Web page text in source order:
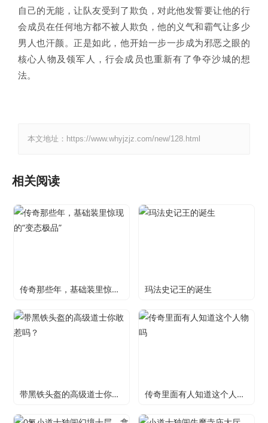
自己的无能，让队友受到了欺负，对此他发誓要让他的行
会成员在任何地方都不被人欺负，他的义气和霸气让多少
男人也汗颜。正是如此，他开始一步一步成为邪恶之眼的
核心人物及领军人，行会成员也重新有了争夺沙城的想
法。
本文地址：https://www.whyjzjz.com/new/128.html
相关阅读
传奇那些年，基础装里惊现的“变态极品” 玛法史记王的诞生
带黑铁头盔的高级道士你敢惹吗？ 传奇里面有人知道这个人物吗